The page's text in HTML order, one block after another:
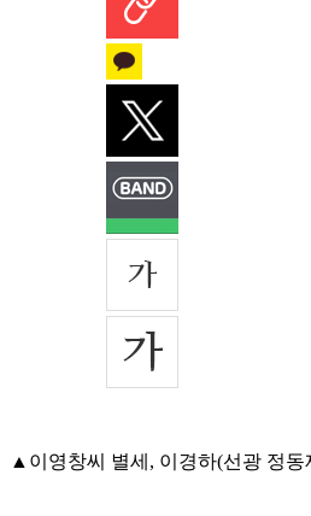
▲이영창씨 별세, 이경하(선광 정동